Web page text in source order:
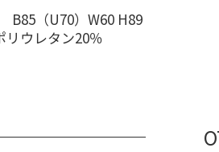
B85（U70）W60 H89
リウレタン20％